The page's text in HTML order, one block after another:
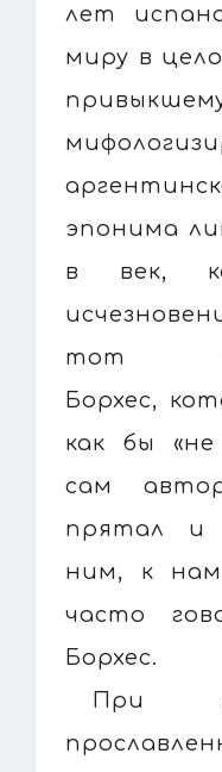
лет
миру в
эпонима
в век,
тот
Борхес,
как бы
сам
прятал и
ним, к
часто
Борхес.
При